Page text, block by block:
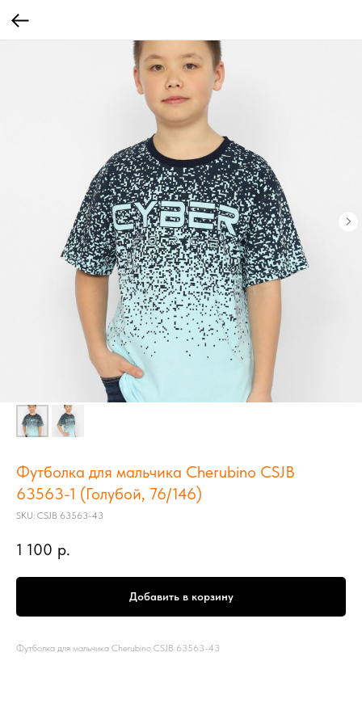
Футболка для мальчика Cherubino CSJB
63563-1 (Голубой, 76/146)
SKU: CSJB 63563-43
1 100 р.
Добавить в корзину
Футболка для мальчика Cherubino CSJB 63563-43